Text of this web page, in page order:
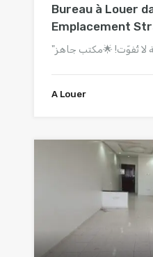
Bureau à Louer
Emplacement
A Louer